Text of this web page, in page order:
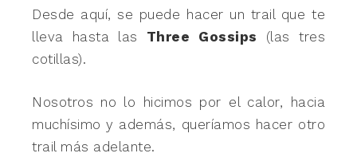
Desde aquí, se puede hacer un trail que te
lleva hasta las Three Gossips (las tres
cotillas).
Nosotros no lo hicimos por el calor, hacia
muchísimo y además, queríamos hacer otro
trail más adelante.